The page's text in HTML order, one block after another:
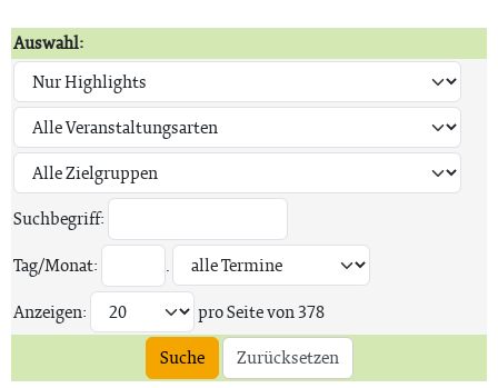
Auswahl:
Suchbegriff:
Tag/Monat:
.
Anzeigen:
pro Seite von378
Suche
Zurücksetzen